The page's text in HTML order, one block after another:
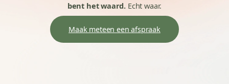
bent het waard. Echt waar.
Maak meteen een afspraak